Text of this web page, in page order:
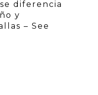
diferencia
y
– See